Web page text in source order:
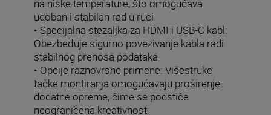
na niske temperature, što omogućava
udoban i stabilan rad u ruci
• Specijalna stezaljka za HDMI i USB-C kabl:
Obezbeđuje sigurno povezivanje kabla radi
stabilnog prenosa podataka
• Opcije raznovrsne primene: Višestruke
tačke montiranja omogućavaju proširenje
dodatne opreme, čime se podstiče
neograničena kreativnost